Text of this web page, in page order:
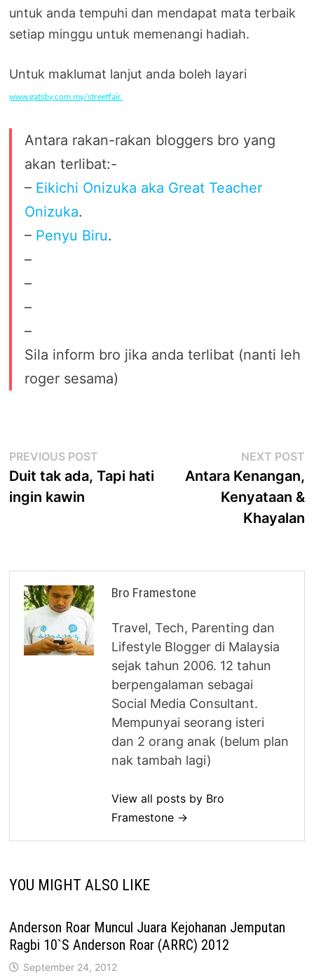
untuk anda tempuhi dan mendapat mata terbaik
setiap minggu untuk memenangi hadiah.
Untuk maklumat lanjut anda boleh layari
www.gatsby.com.my/streetfair.
Antara rakan-rakan bloggers bro yang
akan terlibat:-
– Eikichi Onizuka aka Great Teacher
Onizuka.
– Penyu Biru.
–
–
–
–
Sila inform bro jika anda terlibat (nanti leh
roger sesama)
Post
navigation
PREVIOUS POST
post:
Duit tak ada, Tapi hati
ingin kawin
NEXT POST
Antara Kenangan,
Kenyataan &
Khayalan
Bro Framestone
Travel, Tech, Parenting dan
Lifestyle Blogger di Malaysia
sejak tahun 2006. 12 tahun
berpengalaman sebagai
Social Media Consultant.
Mempunyai seorang isteri
dan 2 orang anak (belum plan
nak tambah lagi)
View all posts by Bro
Framestone →
YOU MIGHT ALSO LIKE
Anderson Roar Muncul Juara Kejohanan Jemputan
Ragbi 10`S Anderson Roar (ARRC) 2012
September 24, 2012